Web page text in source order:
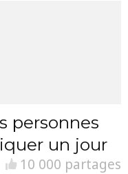
personnes
un jour
10 000 partages